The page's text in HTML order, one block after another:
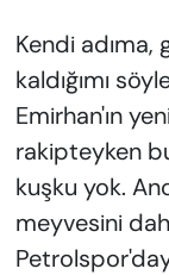
Kendi
kaldığımı
Emirhan'ın
rakipteyken
kuşku yok.
meyvesini